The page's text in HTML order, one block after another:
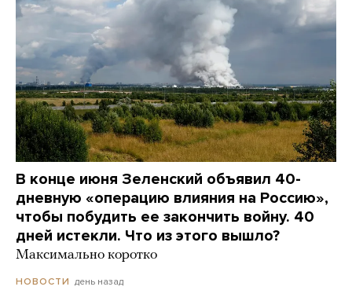
В конце июня Зеленский объявил 40-
дневную «операцию влияния на Россию»,
чтобы побудить ее закончить войну. 40
дней истекли. Что из этого вышло?
Максимально коротко
НОВОСТИ день назад